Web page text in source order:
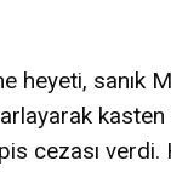
heyeti, sanık
cezası verdi.